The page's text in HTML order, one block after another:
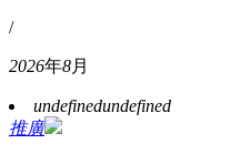
/
2026年8月
undefinedundefined
推廣